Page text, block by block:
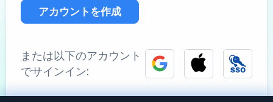
アカウントを作成
または以下のアカウント
でサインイン: